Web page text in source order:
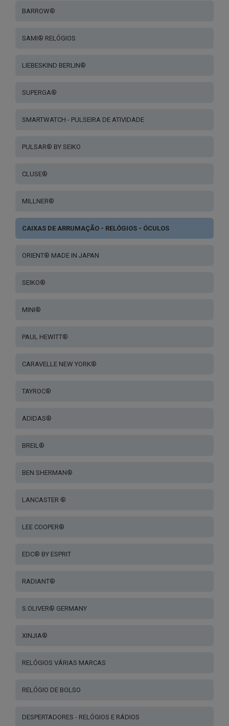
BARROW®
SAMI® RELÓGIOS
LIEBESKIND BERLIN®
SUPERGA®
SMARTWATCH - PULSEIRA DE ATIVIDADE
PULSAR® BY SEIKO
CLUSE®
MILLNER®
CAIXAS DE ARRUMAÇÃO - RELÓGIOS - ÓCULOS
ORIENT® MADE IN JAPAN
SEIKO®
MINI®
PAUL HEWITT®
CARAVELLE NEW YORK®
TAYROC®
ADIDAS®
BREIL®
BEN SHERMAN®
LANCASTER ®
LEE COOPER®
EDC® BY ESPRIT
RADIANT®
S.OLIVER® GERMANY
XINJIA®
RELÓGIOS VÁRIAS MARCAS
RELÓGIO DE BOLSO
DESPERTADORES - RELÓGIOS E RÁDIOS